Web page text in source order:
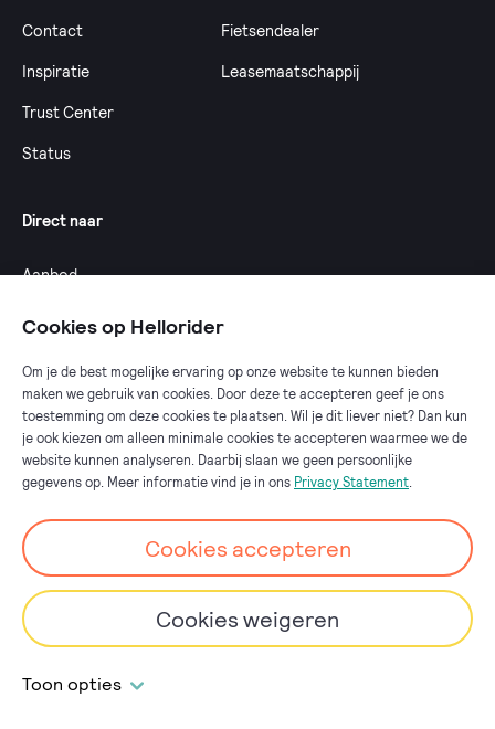
Contact
Inspiratie
Trust Center
Status
Fietsendealer
Leasemaatschappij
Direct naar
Aanbod
Fietsplan 2025
Fiets van de zaak
Fietsplan werkgever
Go
to
the
Privacyverklaring Cookies Disclaimer
Cookies op Hellorider
Om je de best mogelijke ervaring op onze website te kunnen bieden
maken we gebruik van cookies. Door deze te accepteren geef je ons
toestemming om deze cookies te plaatsen. Wil je dit liever niet? Dan kun
je ook kiezen om alleen minimale cookies te accepteren waarmee we de
website kunnen analyseren. Daarbij slaan we geen persoonlijke
gegevens op. Meer informatie vind je in ons Privacy Statement
Cookies accepteren
Cookies weigeren
Toon opties